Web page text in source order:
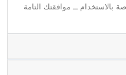
بالاستخدام ــ موافقتك التامة